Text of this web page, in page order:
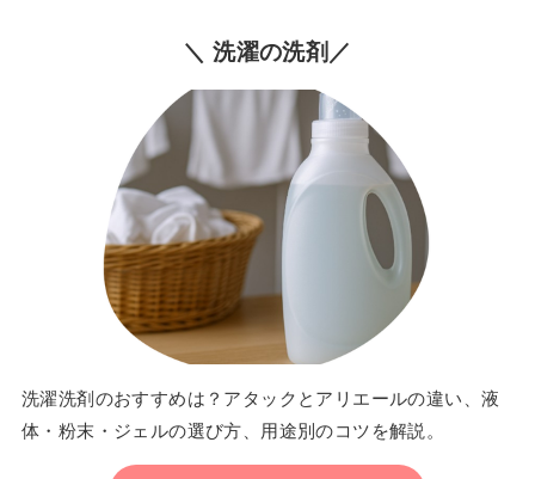
＼ 洗濯の洗剤／
洗濯洗剤のおすすめは？アタックとアリエールの違い、液
体・粉末・ジェルの選び方、用途別のコツを解説。